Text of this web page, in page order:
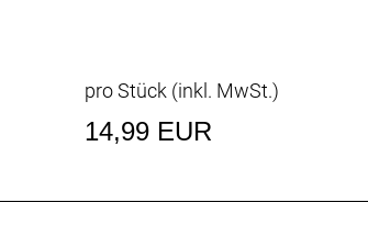
pro Stück (inkl. MwSt.)
14,99 EUR